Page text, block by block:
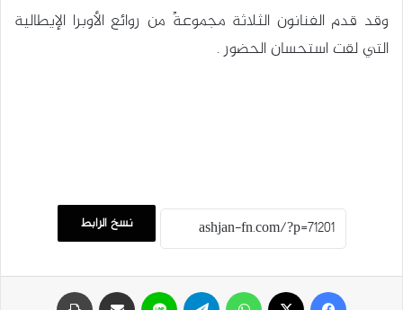
وقد قدم الفنانون الثلاثة مجموعةً من روائع الأوبرا الإيطالية
التي لقت استحسان الحضور .
نسخ الرابط